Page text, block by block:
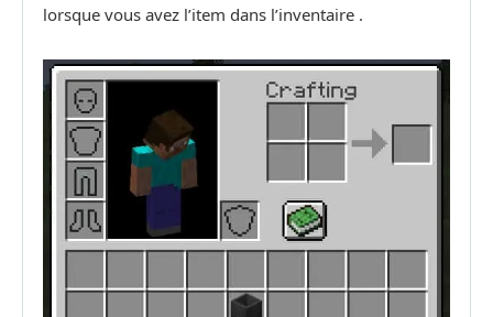
lorsque vous avez l’item dans l’inventaire .